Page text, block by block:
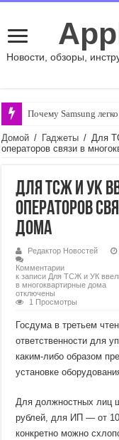
Новости, обзоры,
Почему Samsung
Домой / Гаджеты / Для
операторов связи в
Для ТСЖ и УК
операторов
дома
Редактор Новостей
Комментарии
к записи Для ТСЖ и УК
в многоквартирные дома
отключены
1 Просмотры
Госдума в третьем
ответственности для
каким-либо образом
установке
Для должностных лиц
рублей, для ИП — от
конкретно можно